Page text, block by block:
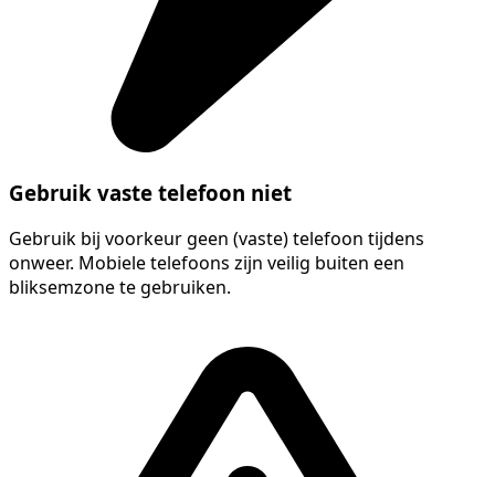
Gebruik vaste telefoon niet
Gebruik bij voorkeur geen (vaste) telefoon tijdens
onweer. Mobiele telefoons zijn veilig buiten een
bliksemzone te gebruiken.